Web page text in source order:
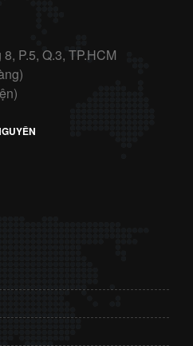
P.5, Q.3, TP.HCM